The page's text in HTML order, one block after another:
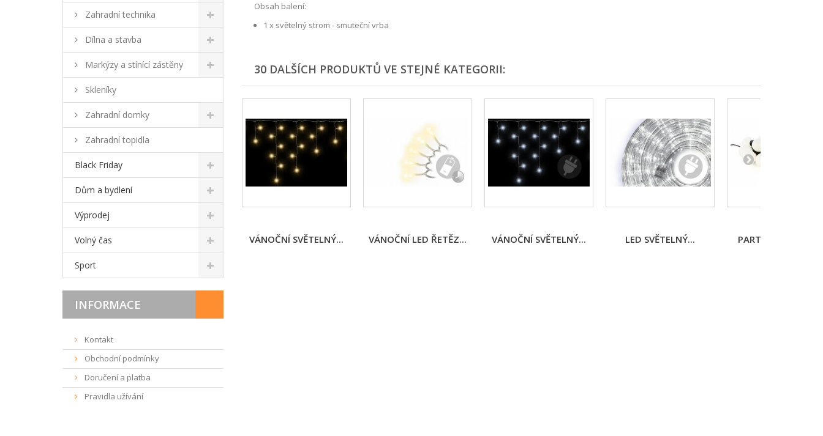
Zahradní technika
Dílna a stavba
Markýzy a stínící zástěny
Skleníky
Zahradní domky
Zahradní topidla
Black Friday
Dům a bydlení
Výprodej
Volný čas
Sport
INFORMACE
Kontakt
Obchodní podmínky
Doručení a platba
Pravidla užívání
Obsah balení:
1 x světelný strom - smuteční vrba
30 DALŠÍCH PRODUKTŮ VE STEJNÉ KATEGORII:
VÁNOČNÍ SVĚTELNÝ... VÁNOČNÍ LED ŘETĚZ... VÁNOČNÍ SVĚTELNÝ... LED SVĚTELNÝ... PARTY